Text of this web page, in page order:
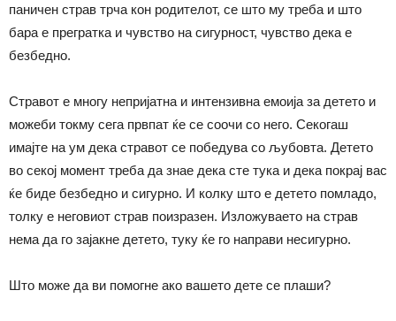
паничен страв трча кон родителот, се што му треба и што
бара е прегратка и чувство на сигурност, чувство дека е
безбедно.
Стравот е многу непријатна и интензивна емоија за детето и
можеби токму сега првпат ќе се соочи со него. Секогаш
имајте на ум дека стравот се победува со љубовта. Детето
во секој момент треба да знае дека сте тука и дека покрај вас
ќе биде безбедно и сигурно. И колку што е детето помладо,
толку е неговиот страв поизразен. Изложуваето на страв
нема да го зајакне детето, туку ќе го направи несигурно.
Што може да ви помогне ако вашето дете се плаши?